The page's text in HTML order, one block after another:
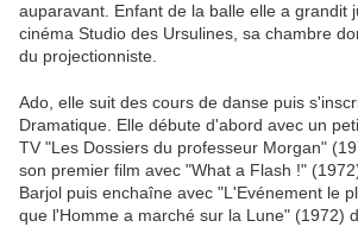
auparavant. Enfant de la balle elle a grandit
cinéma Studio des Ursulines, sa chambre
du projectionniste.
Ado, elle suit des cours de danse puis
Dramatique. Elle débute d'abord avec un
TV "Les Dossiers du professeur Morgan"
son premier film avec "What a Flash !"
Barjol puis enchaîne avec "L'Evénement le
que l'Homme a marché sur la Lune" (1972)